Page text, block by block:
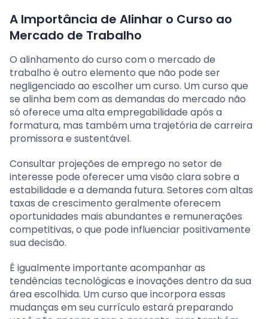
A Importância de Alinhar o Curso ao
Mercado de Trabalho
O alinhamento do curso com o mercado de
trabalho é outro elemento que não pode ser
negligenciado ao escolher um curso. Um curso que
se alinha bem com as demandas do mercado não
só oferece uma alta empregabilidade após a
formatura, mas também uma trajetória de carreira
promissora e sustentável.
Consultar projeções de emprego no setor de
interesse pode oferecer uma visão clara sobre a
estabilidade e a demanda futura. Setores com altas
taxas de crescimento geralmente oferecem
oportunidades mais abundantes e remunerações
competitivas, o que pode influenciar positivamente
sua decisão.
É igualmente importante acompanhar as
tendências tecnológicas e inovações dentro da sua
área escolhida. Um curso que incorpora essas
mudanças em seu currículo estará preparando